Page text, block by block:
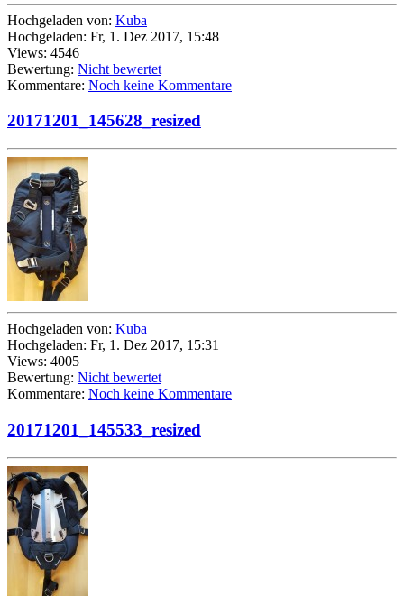
Hochgeladen von: Kuba
Hochgeladen: Fr, 1. Dez 2017, 15:48
Views: 4546
Bewertung: Nicht bewertet
Kommentare: Noch keine Kommentare
20171201_145628_resized
Hochgeladen von: Kuba
Hochgeladen: Fr, 1. Dez 2017, 15:31
Views: 4005
Bewertung: Nicht bewertet
Kommentare: Noch keine Kommentare
20171201_145533_resized